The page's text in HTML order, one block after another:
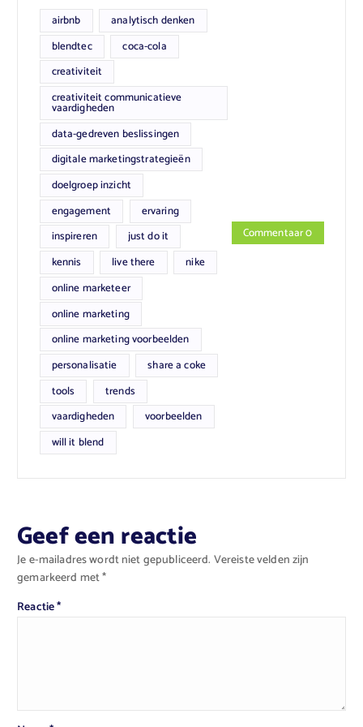
airbnb
analytisch denken
blendtec
coca-cola
creativiteit
creativiteit communicatieve
vaardigheden
data-gedreven beslissingen
digitale marketingstrategieën
doelgroep inzicht
engagement
ervaring
inspireren
just do it
kennis
live there
nike
online marketeer
online marketing
online marketing voorbeelden
personalisatie
share a coke
tools
trends
vaardigheden
voorbeelden
will it blend
Commentaar 0
Geef een reactie
Je e-mailadres wordt niet gepubliceerd. Vereiste velden zijn
gemarkeerd met*
Reactie*